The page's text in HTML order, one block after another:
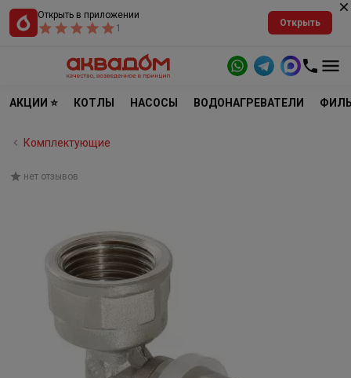
Открыть в приложении
1
Открыть
АКЦИИ ⭐ КОТЛЫ НАСОСЫ ВОДОНАГРЕВАТЕЛИ
Комплектующие
нет отзывов